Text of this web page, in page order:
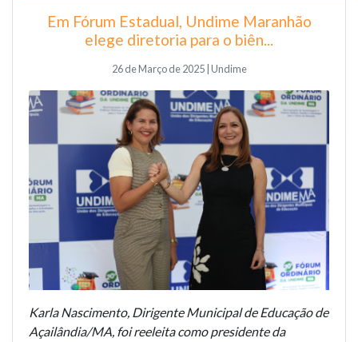
Em Fórum Estadual, Undime Maranhão
elege diretoria para o biên...
26 de Março de 2025 | Undime
Karla Nascimento, Dirigente Municipal de Educação de
Açailândia/MA, foi reeleita como presidente da